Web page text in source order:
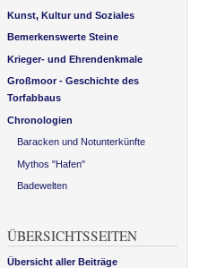
Kunst, Kultur und Soziales
Bemerkenswerte Steine
Krieger- und Ehrendenkmale
Großmoor - Geschichte des
Torfabbaus
Chronologien
Baracken und Notunterkünfte
Mythos "Hafen"
Badewelten
ÜBERSICHTSSEITEN
Übersicht aller Beiträge